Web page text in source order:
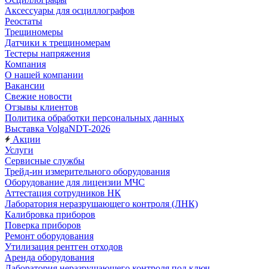
Аксессуары для осциллографов
Реостаты
Трещиномеры
Датчики к трещиномерам
Тестеры напряжения
Компания
О нашей компании
Вакансии
Свежие новости
Отзывы клиентов
Политика обработки персональных данных
Выставка VolgaNDT-2026
Акции
Услуги
Сервисные службы
Трейд-ин измерительного оборудования
Оборудование для лицензии МЧС
Аттестация сотрудников НК
Лаборатория неразрушающего контроля (ЛНК)
Калибровка приборов
Поверка приборов
Ремонт оборудования
Утилизация рентген отходов
Аренда оборудования